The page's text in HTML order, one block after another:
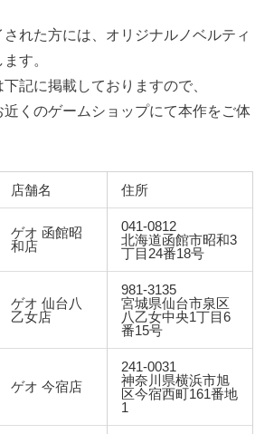
れた方には、オリジナルノベルティ
す。
記に掲載しておりますので、
近くのゲームショップにて本作をご体
店舗名 住所
ゲオ 函館昭
和店
041-0812
北海道函館市昭和3
丁目24番18号
ゲオ 仙台八
乙女店
981-3135
宮城県仙台市泉区
八乙女中央1丁目6
番15号
ゲオ 今宿店
241-0031
神奈川県横浜市旭
区今宿西町161番地
1